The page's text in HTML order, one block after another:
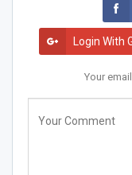
Login With
Your